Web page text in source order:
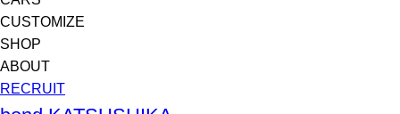
CUSTOMIZE
SHOP
ABOUT
RECRUIT